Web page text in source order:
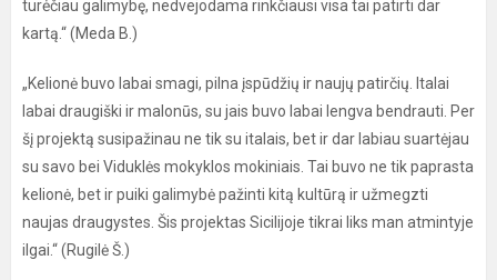
turėčiau galimybę, nedvejodama rinkčiausi visa tai patirti dar
kartą.“ (Meda B.)
„Kelionė buvo labai smagi, pilna įspūdžių ir naujų patirčių. Italai
labai draugiški ir malonūs, su jais buvo labai lengva bendrauti. Per
šį projektą susipažinau ne tik su italais, bet ir dar labiau suartėjau
su savo bei Viduklės mokyklos mokiniais. Tai buvo ne tik paprasta
kelionė, bet ir puiki galimybė pažinti kitą kultūrą ir užmegzti
naujas draugystes. Šis projektas Sicilijoje tikrai liks man atmintyje
ilgai.“ (Rugilė Š.)